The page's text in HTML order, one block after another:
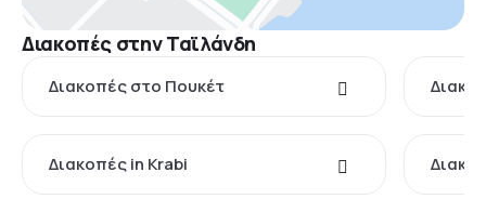
Διακοπές στην Ταϊλάνδη
Διακοπές στο Πουκέτ
Διακοπές in Krabi